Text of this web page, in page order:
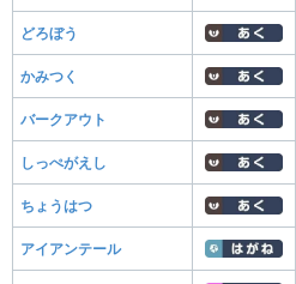
どろぼう
かみつく
バークアウト
しっぺがえし
ちょうはつ
アイアンテール